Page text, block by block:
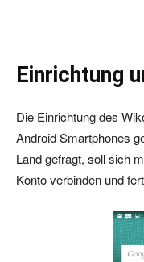
Einrichtung
Die Einrichtung des
Android Smartphones
Land gefragt, soll sich
Konto verbinden und